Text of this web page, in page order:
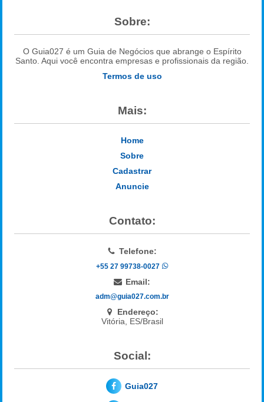
Sobre:
O Guia027 é um Guia de Negócios que abrange o Espírito
Santo. Aqui você encontra empresas e profissionais da região.
Termos de uso
Mais:
Home
Sobre
Cadastrar
Anuncie
Contato:
Telefone:
+55 27 99738-0027
Email:
adm@guia027.com.br
Endereço:
Vitória, ES/Brasil
Social:
Guia027